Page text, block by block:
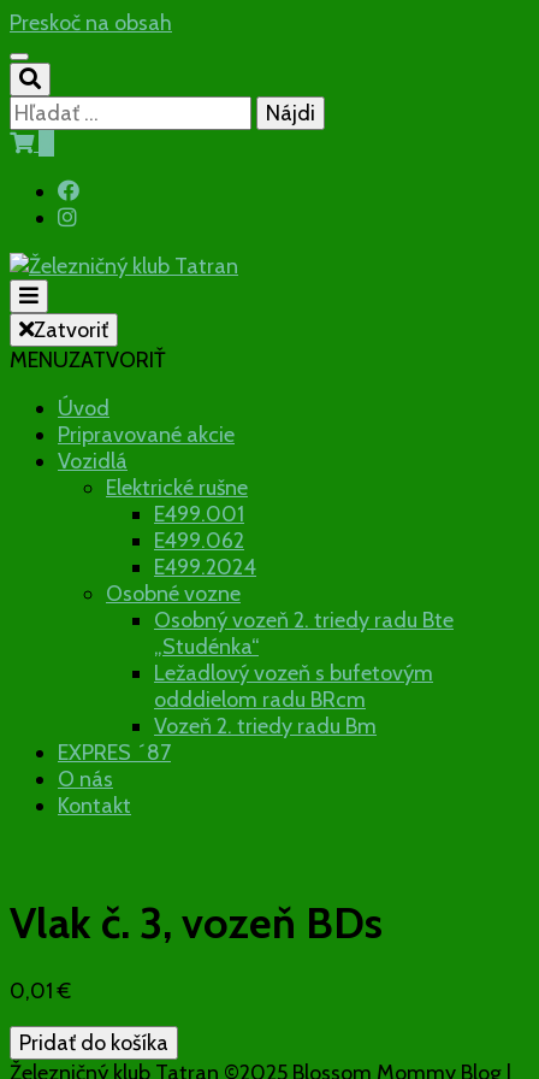
Preskoč na obsah
Hľadať:
Železničný
klub Tatran
Občianske združenie
Zatvoriť
MENUZATVORIŤ
Úvod
Pripravované akcie
Vozidlá
Elektrické rušne
E499.001
E499.062
E499.2024
Osobné vozne
Osobný vozeň 2. triedy radu Bte
„Studénka“
Ležadlový vozeň s bufetovým
odddielom radu BRcm
Vozeň 2. triedy radu Bm
EXPRES ´87
O nás
Kontakt
Vlak č. 3, vozeň BDs
0,01€
množstvo
Vlak
Pridať do košíka
Železničný klub Tatran ©2025 Blossom Mommy Blog |